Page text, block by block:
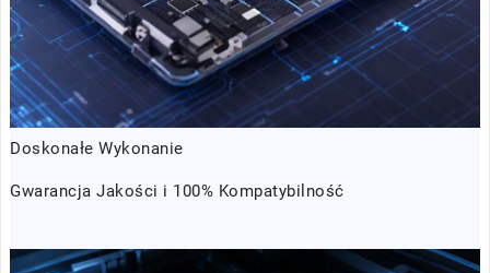
Doskonałe Wykonanie
Gwarancja Jakości i 100% Kompatybilność